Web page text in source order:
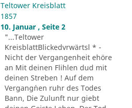
Teltower Kreisblatt
1857
10. Januar , Seite 2
"...Teltower
KreisblattBlickedvrwärtsl * -
Nicht der Vergangenheit ehöre
an Mit deinen Flihlen dud mit
deinen Streben ! Auf dem
Vergang´nen ruhr des Todes
Bann, Die Zulunft nur giebt